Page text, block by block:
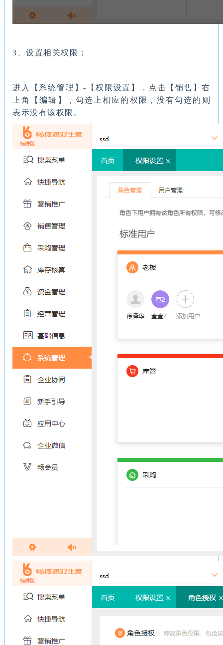
3、设置相关权限；
进入【系统管理】-【权限设置】，点击【销售】右
上角【编辑】，勾选上相应的权限，没有勾选的则
表示没有该权限。